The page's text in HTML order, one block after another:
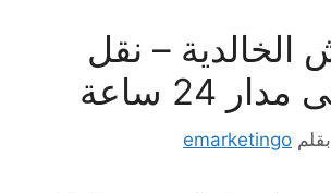
– نقل
24 ساعة
بقلم emarketingo